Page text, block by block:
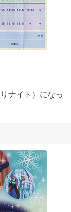
ナイト）になっ